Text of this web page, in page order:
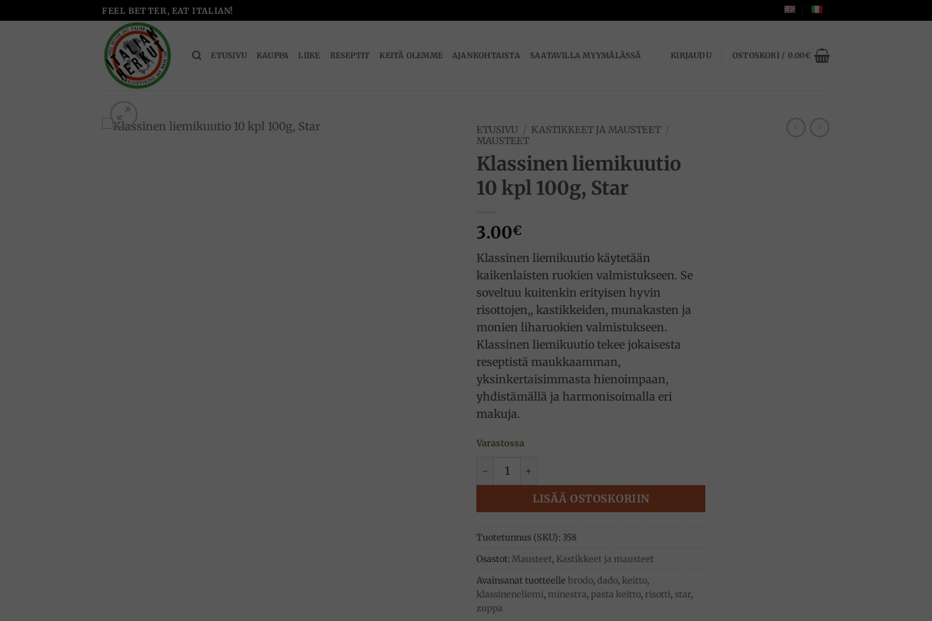
to
FEEL BETTER, EAT ITALIAN!
ETUSIVU KAUPPA LIIKE RESEPTIT KEITÄ OLEMME AJANKOHTAISTA SAATAVILLA MYYMÄLÄSSÄ KIRJAUDU OSTOSKORI / 0.00€
ETUSIVU / KASTIKKEET JA MAUSTEET /
MAUSTEET
Klassinen liemikuutio
10 kpl 100g, Star
3.00€
Klassinen liemikuutio käytetään
kaikenlaisten ruokien valmistukseen. Se
soveltuu kuitenkin erityisen hyvin
risottojen,, kastikkeiden, munakasten ja
monien liharuokien valmistukseen.
Klassinen liemikuutio tekee jokaisesta
reseptistä maukkaamman,
yksinkertaisimmasta hienoimpaan,
yhdistämällä ja harmonisoimalla eri
makuja.
Varastossa
Klassinen liemikuutio 10 kpl 100g, Star määrä
LISÄÄ OSTOSKORIIN
Tuotetunnus (SKU): 358
Osastot:Mausteet, Kastikkeet ja mausteet
Avainsanat tuotteelle brodo,dado, keitto,
klassineneliemi, minestra,pasta keitto, risotti, star,
zuppa